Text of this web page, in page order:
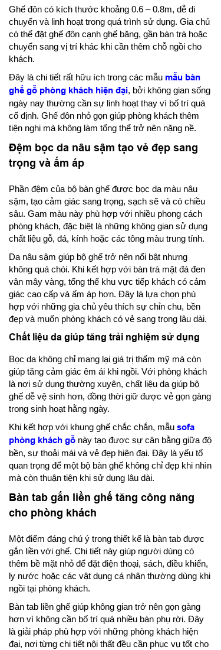
Ghế đôn có kích thước khoảng 0.6 – 0.8m, dễ di
chuyển và linh hoạt trong quá trình sử dụng. Gia chủ
có thể đặt ghế đôn cạnh ghế băng, gần bàn trà hoặc
chuyển sang vị trí khác khi cần thêm chỗ ngồi cho
khách.
Đây là chi tiết rất hữu ích trong các mẫu mẫu bàn
ghế gỗ phòng khách hiện đại, bởi không gian sống
ngày nay thường cần sự linh hoạt thay vì bố trí quá
cố định. Ghế đôn nhỏ gọn giúp phòng khách thêm
tiện nghi mà không làm tổng thể trở nên nặng nề.
Đệm bọc da nâu sậm tạo vẻ đẹp sang
trọng và ấm áp
Phần đệm của bộ bàn ghế được bọc da màu nâu
sậm, tạo cảm giác sang trọng, sạch sẽ và có chiều
sâu. Gam màu này phù hợp với nhiều phong cách
phòng khách, đặc biệt là những không gian sử dụng
chất liệu gỗ, đá, kính hoặc các tông màu trung tính.
Da nâu sậm giúp bộ ghế trở nên nổi bật nhưng
không quá chói. Khi kết hợp với bàn trà mặt đá đen
vân mây vàng, tổng thể khu vực tiếp khách có cảm
giác cao cấp và ấm áp hơn. Đây là lựa chọn phù
hợp với những gia chủ yêu thích sự chỉn chu, bền
đẹp và muốn phòng khách có vẻ sang trọng lâu dài.
Chất liệu da giúp tăng trải nghiệm sử dụng
Bọc da không chỉ mang lại giá trị thẩm mỹ mà còn
giúp tăng cảm giác êm ái khi ngồi. Với phòng khách
là nơi sử dụng thường xuyên, chất liệu da giúp bộ
ghế dễ vệ sinh hơn, đồng thời giữ được vẻ gọn gàng
trong sinh hoạt hằng ngày.
Khi kết hợp với khung ghế chắc chắn, mẫu sofa
phòng khách gỗ này tạo được sự cân bằng giữa độ
bền, sự thoải mái và vẻ đẹp hiện đại. Đây là yếu tố
quan trọng để một bộ bàn ghế không chỉ đẹp khi nhìn
mà còn thuận tiện khi sử dụng lâu dài.
Bàn tab gắn liền ghế tăng công năng
cho phòng khách
Một điểm đáng chú ý trong thiết kế là bàn tab được
gắn liền với ghế. Chi tiết này giúp người dùng có
thêm bề mặt nhỏ để đặt điện thoại, sách, điều khiển,
ly nước hoặc các vật dụng cá nhân thường dùng khi
ngồi tại phòng khách.
Bàn tab liền ghế giúp không gian trở nên gọn gàng
hơn vì không cần bố trí quá nhiều bàn phụ rời. Đây
là giải pháp phù hợp với những phòng khách hiện
đại, nơi từng chi tiết nội thất đều cần phục vụ tốt cho